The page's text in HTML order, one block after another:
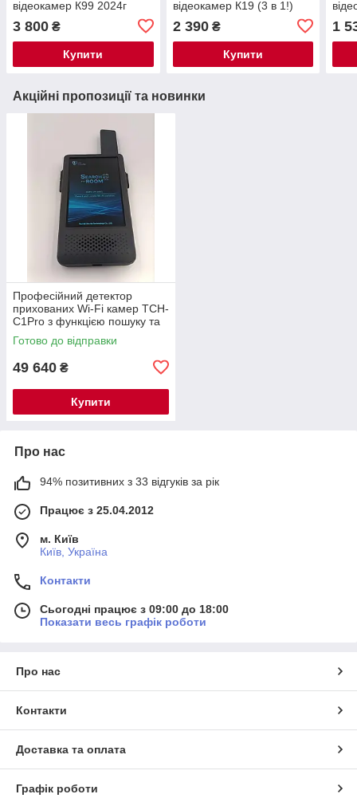
відеокамер К99 2024г
3 800 ₴
Купити
відеокамер К19 (3 в 1!)
2 390₴
Купити
1
Акційні пропозиції та новинки
Професійний детектор
прихованих Wi-Fi камер TCH-
C1Pro з функцією пошуку та
локалізації — новинка 2026
року
Готово до відправки
49 640 ₴
Купити
Про нас
94% позитивних з 33 відгуків за рік
Працює з 25.04.2012
м. Київ
Київ, Україна
Контакти
Сьогодні працює з 09:00 до 18:00
Показати весь графік роботи
Про нас
Контакти
Доставка та оплата
Графік роботи